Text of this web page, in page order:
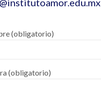
(obligatorio)
(obligatorio)